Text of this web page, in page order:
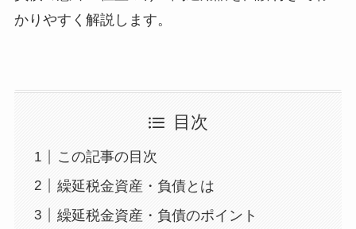
かりやすく解説します。
目次
この記事の目次
繰延税金資産・負債とは
繰延税金資産・負債のポイント